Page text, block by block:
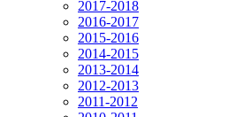
2017-2018
2016-2017
2015-2016
2014-2015
2013-2014
2012-2013
2011-2012